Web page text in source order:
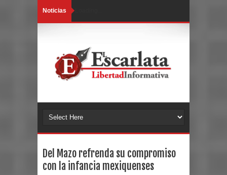
Noticias
Del Mazo refrenda su compromiso
con la infancia mexiquenses